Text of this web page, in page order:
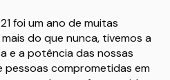
foi um ano de muitas
do que nunca, tivemos a
e a potência das nossas
pessoas comprometidas em